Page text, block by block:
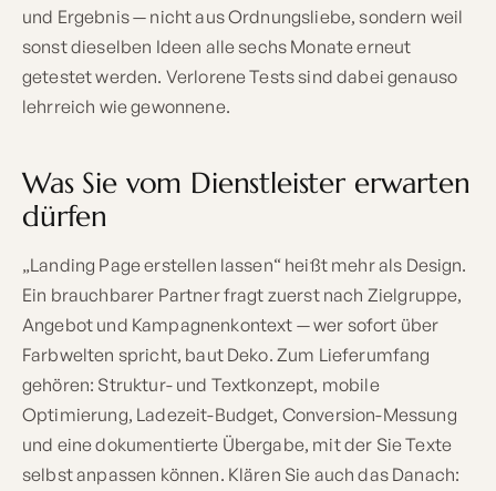
und Ergebnis — nicht aus Ordnungsliebe, sondern weil
sonst dieselben Ideen alle sechs Monate erneut
getestet werden. Verlorene Tests sind dabei genauso
lehrreich wie gewonnene.
Was Sie vom Dienstleister erwarten
dürfen
„Landing Page erstellen lassen“ heißt mehr als Design.
Ein brauchbarer Partner fragt zuerst nach Zielgruppe,
Angebot und Kampagnenkontext — wer sofort über
Farbwelten spricht, baut Deko. Zum Lieferumfang
gehören: Struktur- und Textkonzept, mobile
Optimierung, Ladezeit-Budget, Conversion-Messung
und eine dokumentierte Übergabe, mit der Sie Texte
selbst anpassen können. Klären Sie auch das Danach: